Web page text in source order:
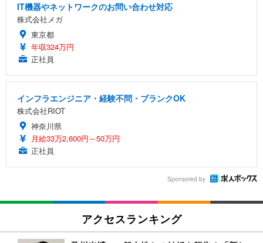
IT機器やネットワークのお問い合わせ対応
株式会社メガ
東京都
年収324万円
正社員
インフラエンジニア・経験不問・ブランクOK
株式会社RIOT
神奈川県
月給33万2,600円～50万円
正社員
Sponsored by
アクセスランキング